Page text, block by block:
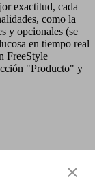
exactitud, cada
como la
y opcionales (se
en tiempo real
FreeStyle
"Producto" y